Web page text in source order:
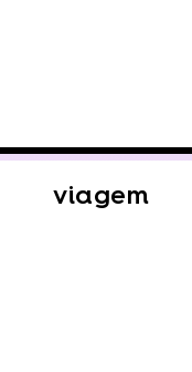
viagem